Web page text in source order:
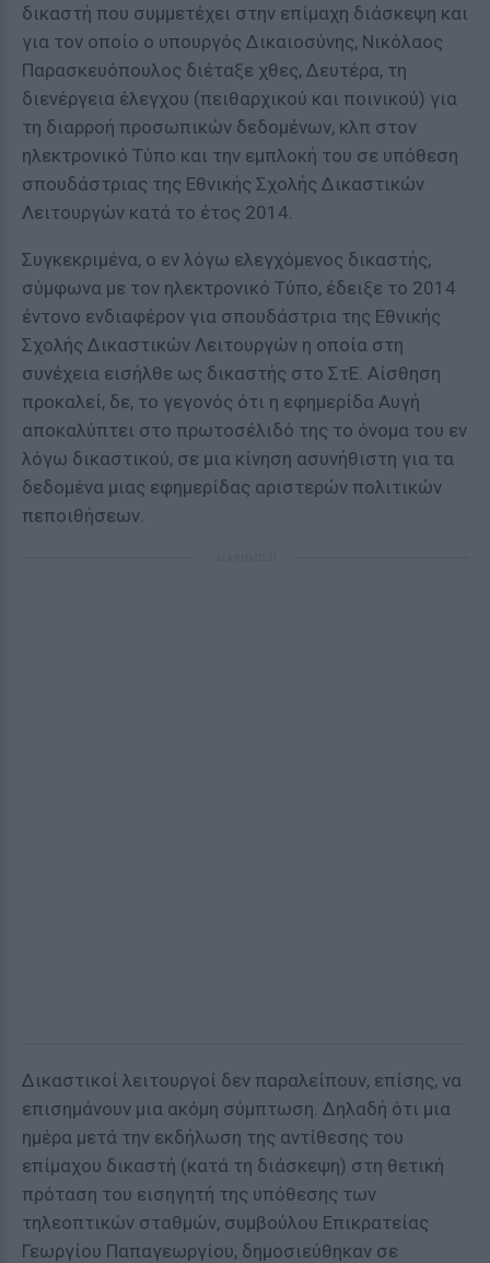
δικαστή που συμμετέχει στην επίμαχη διάσκεψη και
για τον οποίο ο υπουργός Δικαιοσύνης, Νικόλαος
Παρασκευόπουλος διέταξε χθες, Δευτέρα, τη
διενέργεια έλεγχου (πειθαρχικού και ποινικού) για
τη διαρροή προσωπικών δεδομένων, κλπ στον
ηλεκτρονικό Τύπο και την εμπλοκή του σε υπόθεση
σπουδάστριας της Εθνικής Σχολής Δικαστικών
Λειτουργών κατά το έτος 2014.
Συγκεκριμένα, ο εν λόγω ελεγχόμενος δικαστής,
σύμφωνα με τον ηλεκτρονικό Τύπο, έδειξε το 2014
έντονο ενδιαφέρον για σπουδάστρια της Εθνικής
Σχολής Δικαστικών Λειτουργών η οποία στη
συνέχεια εισήλθε ως δικαστής στο ΣτΕ. Αίσθηση
προκαλεί, δε, το γεγονός ότι η εφημερίδα Αυγή
αποκαλύπτει στο πρωτοσέλιδό της το όνομα του εν
λόγω δικαστικού, σε μια κίνηση ασυνήθιστη για τα
δεδομένα μιας εφημερίδας αριστερών πολιτικών
πεποιθήσεων.
Δικαστικοί λειτουργοί δεν παραλείπουν, επίσης, να
επισημάνουν μια ακόμη σύμπτωση. Δηλαδή ότι μια
ημέρα μετά την εκδήλωση της αντίθεσης του
επίμαχου δικαστή (κατά τη διάσκεψη) στη θετική
πρόταση του εισηγητή της υπόθεσης των
τηλεοπτικών σταθμών, συμβούλου Επικρατείας
Γεωργίου Παπαγεωργίου, δημοσιεύθηκαν σε